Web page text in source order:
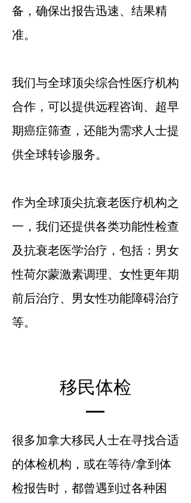
备，确保出报告迅速、结果精
准。
我们与全球顶尖综合性医疗机构
合作，可以提供远程咨询、超早
期癌症筛查，还能为需求人士提
供全球转诊服务。
作为全球顶尖抗衰老医疗机构之
一，我们还提供各类功能性检查
及抗衰老医学治疗，包括：男女
性荷尔蒙激素调理、女性更年期
前后治疗、男女性功能障碍治疗
等。
移民体检
很多加拿大移民人士在寻找合适
的体检机构，或在等待/拿到体
检报告时，都曾遇到过各种困